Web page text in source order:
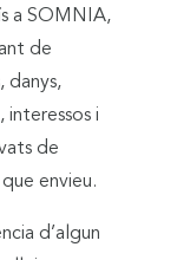
a SOMNIA,
de
danys,
interessos i
de
envieu.
d’algun